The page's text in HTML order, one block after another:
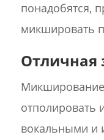
понадобятся,
микшировать
Отличная
отполировать
вокальными и